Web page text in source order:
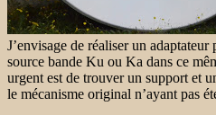
J’envisage de réaliser un
source bande Ku ou Ka dans ce
urgent est de trouver un support et
le mécanisme original n’ayant pas